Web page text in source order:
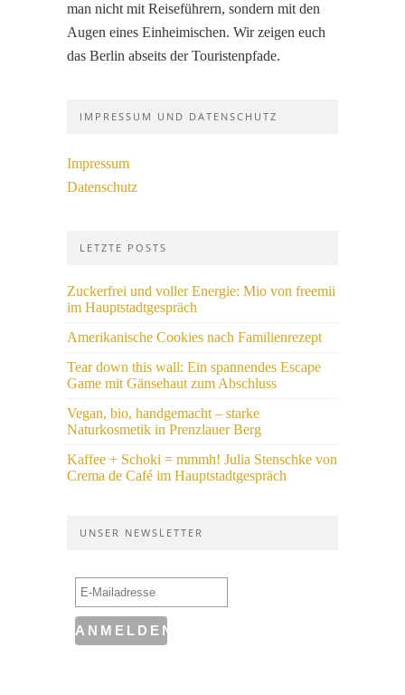
man nicht mit Reiseführern, sondern mit den
Augen eines Einheimischen. Wir zeigen euch
das Berlin abseits der Touristenpfade.
IMPRESSUM UND DATENSCHUTZ
Impressum
Datenschutz
LETZTE POSTS
Zuckerfrei und voller Energie: Mio von freemii
im Hauptstadtgespräch
Amerikanische Cookies nach Familienrezept
Tear down this wall: Ein spannendes Escape
Game mit Gänsehaut zum Abschluss
Vegan, bio, handgemacht – starke
Naturkosmetik in Prenzlauer Berg
Kaffee + Schoki = mmmh! Julia Stenschke von
Crema de Café im Hauptstadtgespräch
UNSER NEWSLETTER